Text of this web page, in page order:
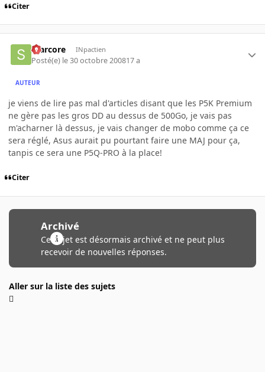
Citer
scarcore INpactien
Posté(e) le 30 octobre 200817 a
AUTEUR
je viens de lire pas mal d'articles disant que les P5K Premium
ne gère pas les gros DD au dessus de 500Go, je vais pas
m'acharner là dessus, je vais changer de mobo comme ça ce
sera réglé, Asus aurait pu pourtant faire une MAJ pour ça,
tanpis ce sera une P5Q-PRO à la place!
Citer
Archivé
Ce sujet est désormais archivé et ne peut plus
recevoir de nouvelles réponses.
Aller sur la liste des sujets